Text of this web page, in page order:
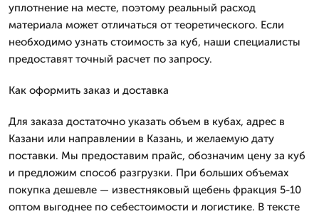
уплотнение на месте, поэтому реальный расход
материала может отличаться от теоретического. Если
необходимо узнать стоимость за куб, наши специалисты
предоставят точный расчет по запросу.
Как оформить заказ и доставка
Для заказа достаточно указать объем в кубах, адрес в
Казани или направлении в Казань, и желаемую дату
поставки. Мы предоставим прайс, обозначим цену за куб
и предложим способ разгрузки. При больших объемах
покупка дешевле — известняковый щебень фракция 5-10
оптом выгоднее по себестоимости и логистике. В тексте